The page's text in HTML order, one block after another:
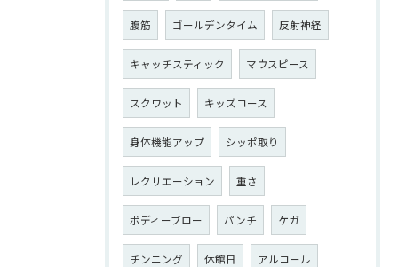
腹筋 ゴールデンタイム 反射神経
キャッチスティック マウスピース
スクワット キッズコース
身体機能アップ シッポ取り
レクリエーション 重さ
ボディーブロー パンチ ケガ
チンニング 休館日 アルコール